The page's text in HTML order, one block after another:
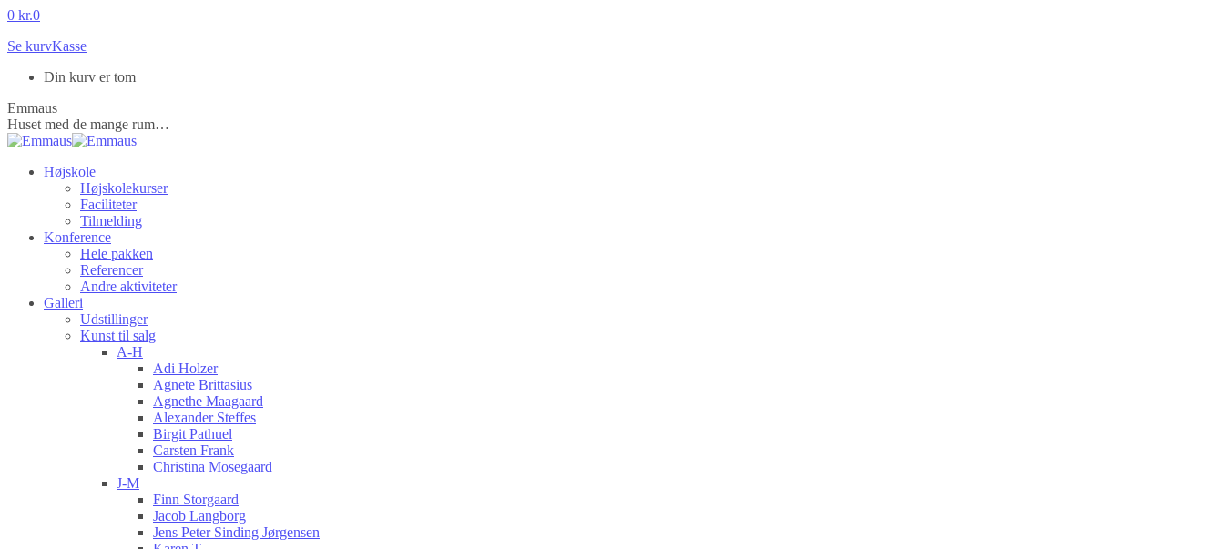
Skip
content
0 kr.0
Se kurvKasse
Din kurv er tom
Emmaus
Huset med de mange rum…
Højskole
Højskolekurser
Faciliteter
Tilmelding
Konference
Hele pakken
Referencer
Andre aktiviteter
Galleri
Udstillinger
Kunst til salg
A-H
Adi Holzer
Agnete Brittasius
Agnethe Maagaard
Alexander Steffes
Birgit Pathuel
Carsten Frank
Christina Mosegaard
J-M
Finn Storgaard
Jacob Langborg
Jens Peter Sinding Jørgensen